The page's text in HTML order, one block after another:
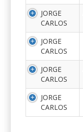
JORGE
CARLOS
JORGE
CARLOS
JORGE
CARLOS
JORGE
CARLOS